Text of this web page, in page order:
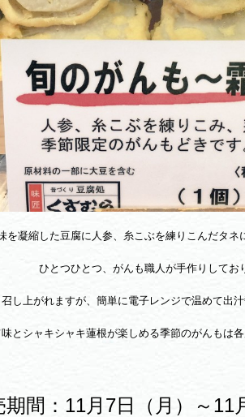
を凝縮した豆腐に人参、糸こぶを練りこんだタネ
ひとつひとつ、がんも職人が手作りしてお
し上がれますが、簡単に電子レンジで温めて出
とシャキシャキ蓮根が楽しめる季節のがんもは各
期間：11月7日（月）～11